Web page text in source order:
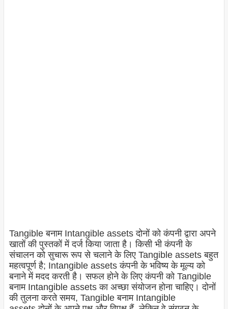
Tangible बनाम Intangible assets दोनों को कंपनी द्वारा अपने
खातों की पुस्तकों में दर्ज किया जाता है। किसी भी कंपनी के
संचालन को सुचारू रूप से चलाने के लिए Tangible assets बहुत
महत्वपूर्ण है; Intangible assets कंपनी के भविष्य के मूल्य को
बनाने में मदद करती है। सफल होने के लिए कंपनी को Tangible
बनाम Intangible assets का अच्छा संयोजन होना चाहिए। दोनों
की तुलना करते समय, Tangible बनाम Intangible